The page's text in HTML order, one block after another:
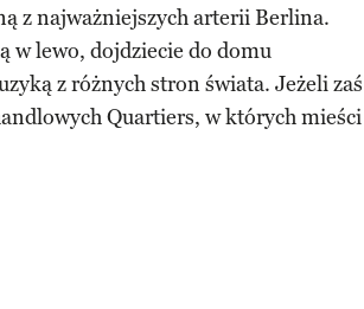
z najważniejszych arterii Berlina.
w lewo, dojdziecie do domu
z różnych stron świata. Jeżeli zaś
Quartiers, w których mieści